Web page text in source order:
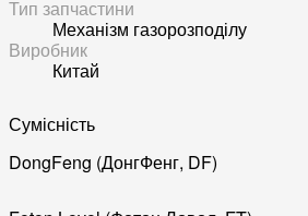
Тип запчастини
Механізм газорозподілу
Виробник
Китай
Сумісність
DongFeng (ДонгФенг, DF)